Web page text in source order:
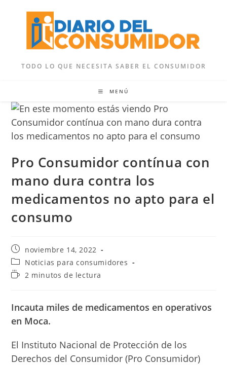
contenido
TODO LO QUE NECESITA SABER EL CONSUMIDOR
MENÚ
Pro Consumidor contínua con
mano dura contra los
medicamentos no apto para el
consumo
Publicación
de
la
entrada:
noviembre 14, 2022
Categoría
de
la
Noticias para consumidores
Tiempo2 minutos de lectura
Incauta miles de medicamentos en operativos
en Moca.
El Instituto Nacional de Protección de los
Derechos del Consumidor (Pro Consumidor)